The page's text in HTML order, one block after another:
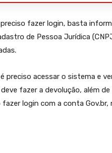
fazer login, basta
de Pessoa Jurídica
preciso acessar o sistema e
fazer a devolução, além
fazer login com a conta